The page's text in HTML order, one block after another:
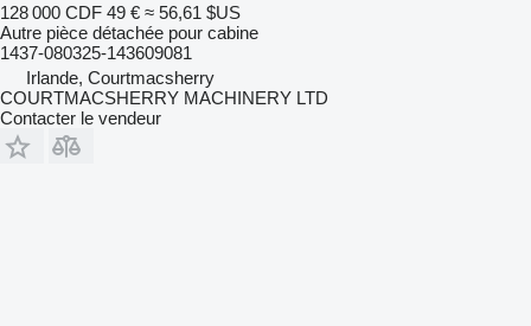
128 000 CDF 49 € ≈ 56,61 $US
Autre pièce détachée pour cabine
1437-080325-143609081
Irlande, Courtmacsherry
COURTMACSHERRY MACHINERY LTD
Contacter le vendeur